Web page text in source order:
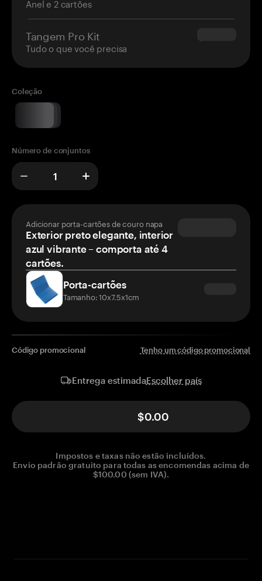
Anel e 2 cartões
Tangem Pro Kit
Tudo o que você precisa
$180.00
Coleção
Número de conjuntos
Adicionar porta-cartões de couro napa
Exterior preto elegante, interior
azul vibrante – comporta até 4
cartões.
Porta-cartões
Tamanho: 10x7.5x1cm
Código promocional Tenho um código promocional
Entrega estimadaEscolher país
$0.00
Impostos e taxas não estão incluídos.
Envio padrão gratuito para todas as encomendas acima de
$100.00 (sem IVA).